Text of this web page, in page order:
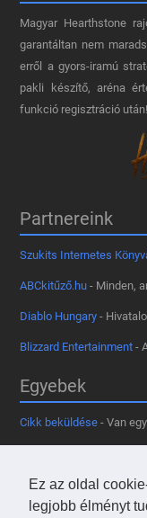
Ez az oldal
legjobb élményt
Magyar Hearthstone​
garantáltan nem
erről a gyors-iramú
pakli készítő, aréna
funkció regisztráció után!
Partnereink
Szukits Internetes
ABCkitűző.hu - Minden,
Diablo Hungary -
Blizzard Entertainment -
Egyebek
Cikk beküldése - Van
-
Kapcsolat, médiaajánlat
Használd a tooltipünket-